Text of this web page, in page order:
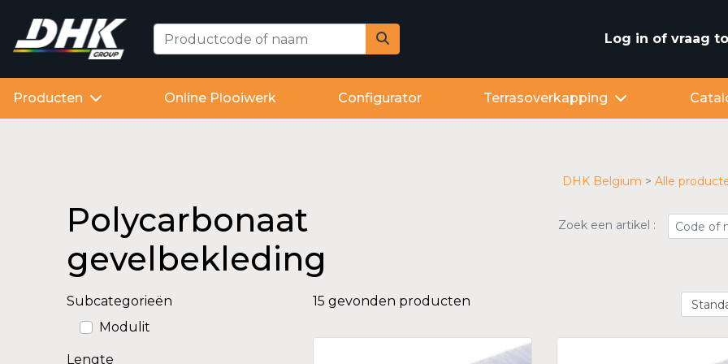
Log in of vraag
Producten Online Plooiwerk Configurator Terrasoverkapping
DHK Belgium Alle
Polycarbonaat
gevelbekleding
Zoek een artikel :
Subcategorieën
Modulit
Lengte
15 gevonden producten